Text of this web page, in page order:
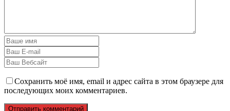
Сохранить моё имя, email и адрес сайта в этом браузере для
последующих моих комментариев.